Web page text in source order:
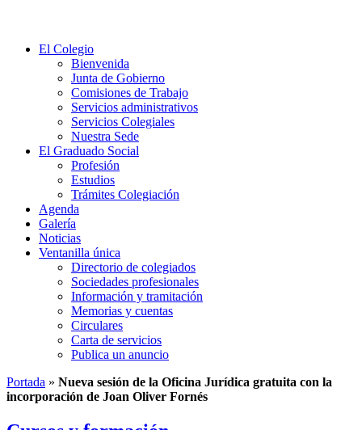
El Colegio
Bienvenida
Junta de Gobierno
Comisiones de Trabajo
Servicios administrativos
Servicios Colegiales
Nuestra Sede
El Graduado Social
Profesión
Estudios
Trámites Colegiación
Agenda
Galería
Noticias
Ventanilla única
Directorio de colegiados
Sociedades profesionales
Información y tramitación
Memorias y cuentas
Circulares
Carta de servicios
Publica un anuncio
Portada » Nueva sesión de la Oficina Jurídica gratuita con la
incorporación de Joan Oliver Fornés